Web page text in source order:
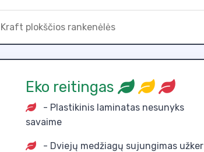
Kraft plokščios rankenėlės
Eko reitingas
- Plastikinis laminatas nesunyks
savaime
- Dviejų medžiagų sujungimas